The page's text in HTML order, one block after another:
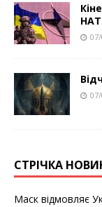
СТРІЧКА
Маск відмовляє